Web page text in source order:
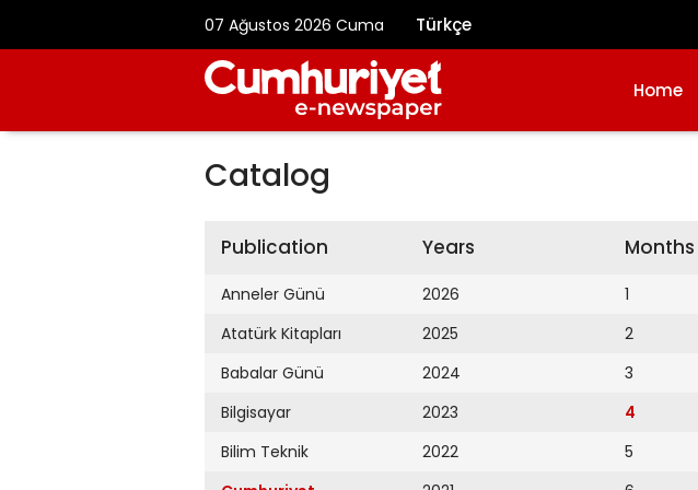
07 Ağustos 2026 Cuma Türkçe
Home
Catalog
Publication
Anneler Günü
Atatürk Kitapları
Babalar Günü
Bilgisayar
Bilim Teknik
Years
2026
2025
2024
2023
2022
Months
1
2
3
4
5